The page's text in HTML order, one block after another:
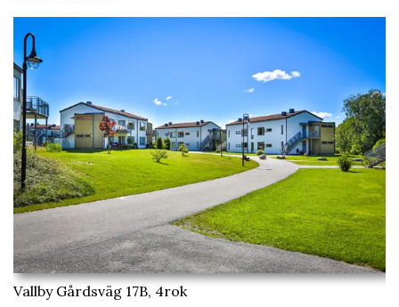
Vallby Gårdsväg 17B, 4rok